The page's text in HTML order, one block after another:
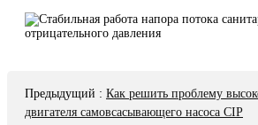
Предыдущий : Как решить проблему
двигателя самовсасывающего насоса CIP